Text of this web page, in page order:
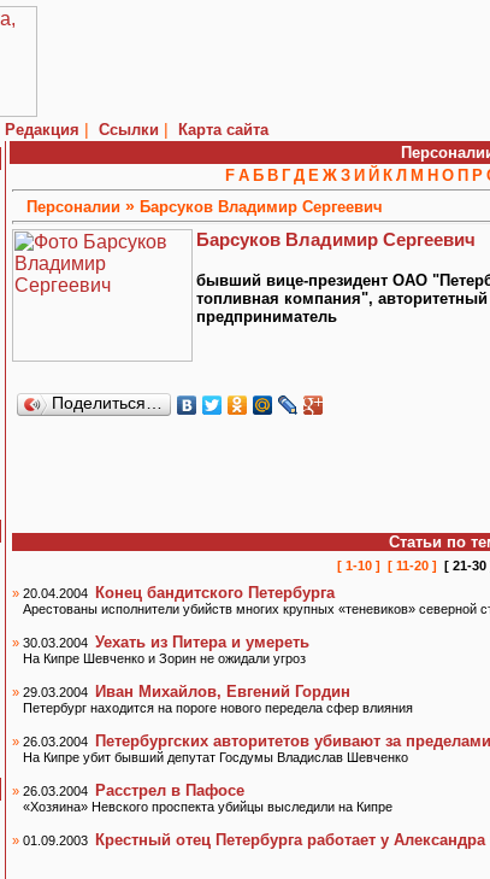
Редакция | Ссылки |
Карта сайта
F А Б В Г Д Е Ж З И Й К Л М Н О П Р
Персоналии » Барсуков Владимир Сергеевич
Барсуков Владимир Сергеевич
бывший вице-президент ОАО
топливная компания", авторитетный
предприниматель
Поделиться…
Статьи по
[ 1-10 ] [ 11-20 ] [ 21-30
» 20.04.2004 Конец бандитского Петербурга
Арестованы исполнители убийств многих крупных «теневиков» северной
» 30.03.2004 Уехать из Питера и умереть
На Кипре Шевченко и Зорин не ожидали угроз
» 29.03.2004 Иван Михайлов, Евгений Гордин
Петербург находится на пороге нового передела сфер влияния
» 26.03.2004 Петербургских авторитетов убивают за
На Кипре убит бывший депутат Госдумы Владислав Шевченко
» 26.03.2004 Расстрел в Пафосе
«Хозяина» Невского проспекта убийцы выследили на Кипре
» 01.09.2003 Крестный отец Петербурга работает у